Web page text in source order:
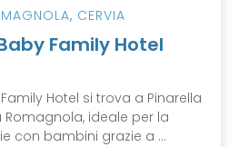
, CERVIA
Family Hotel
Hotel si trova a Pinarella
Romagnola, ideale per la
con bambini grazie a ...